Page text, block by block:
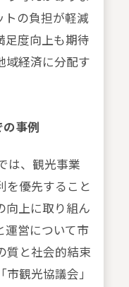
トの負担が軽減
足度向上も期待
域経済に分配す
事例
は、観光事業
を優先すること
向上に取り組ん
運営について市
質と社会的結束
観光協議会」